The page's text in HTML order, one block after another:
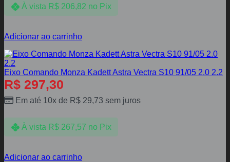
À vista R$206,82 no Pix
Adicionar ao carrinho
Eixo Comando Monza Kadett Astra Vectra S10 91/05 2.0 2.2
R$ 297,30
Em até 10x de R$ 29,73 sem juros
À vista R$267,57 no Pix
Adicionar ao carrinho